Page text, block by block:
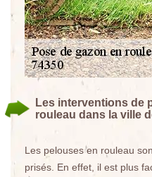
Les interventions de
rouleau dans la ville
Les pelouses en rouleau
prisés. En effet, il est plus